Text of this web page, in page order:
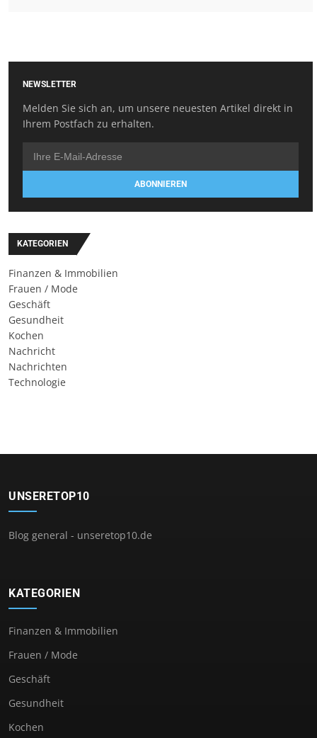
NEWSLETTER
Melden Sie sich an, um unsere neuesten Artikel direkt in
Ihrem Postfach zu erhalten.
ABONNIEREN
KATEGORIEN
Finanzen & Immobilien
Frauen / Mode
Geschäft
Gesundheit
Kochen
Nachricht
Nachrichten
Technologie
UNSERETOP10
Blog general - unseretop10.de
KATEGORIEN
Finanzen & Immobilien
Frauen / Mode
Geschäft
Gesundheit
Kochen